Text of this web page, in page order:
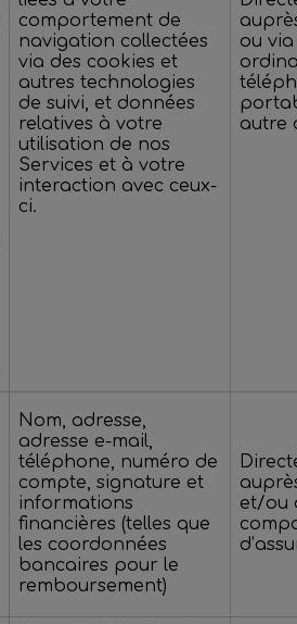
comportement de
navigation collectées
via des cookies et
autres technologies
de suivi, et données
relatives à votre
utilisation de nos
Services et à votre
interaction avec ceux-
ci.
ou
autre
Nom, adresse,
adresse e-mail,
téléphone, numéro de
compte, signature et
informations
financières (telles que
les coordonnées
bancaires pour le
remboursement)
et/ou